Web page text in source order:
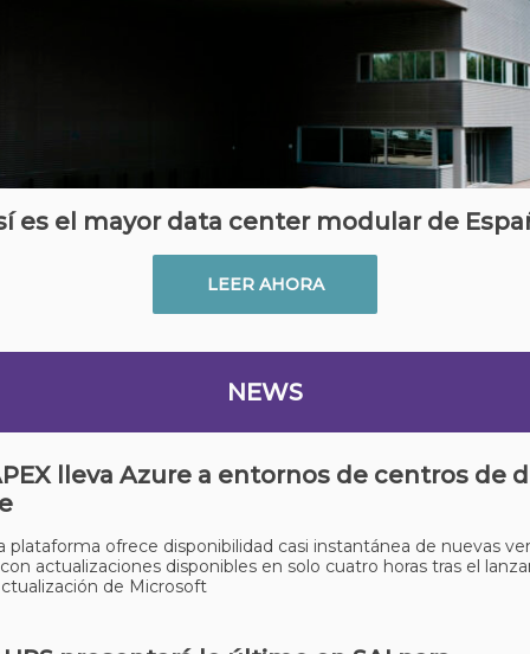
es el mayor data center modular de
LEER AHORA
NEWS
lleva Azure a entornos de centros de
plataforma ofrece disponibilidad casi instantánea de nuevas
actualizaciones disponibles en solo cuatro horas tras el
de Microsoft